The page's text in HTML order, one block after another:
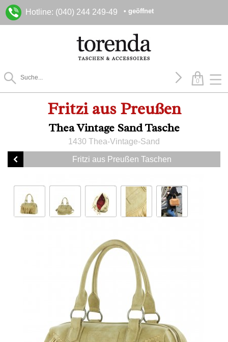
Hotline: (040) 244 249-49 • geöffnet
0
Fritzi aus Preußen
Thea Vintage Sand Tasche
1430 Thea-Vintage-Sand
Fritzi aus Preußen Taschen